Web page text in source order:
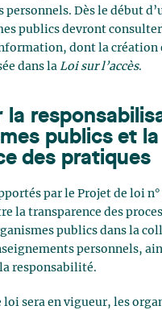
personnels. Dès le début
publics devront
dont la création
dans la Loi sur l’accès.
la
publics et la
des pratiques
par le Projet de loi
la transparence des
publics dans la
personnels,
responsabilité.
sera en vigueur, les